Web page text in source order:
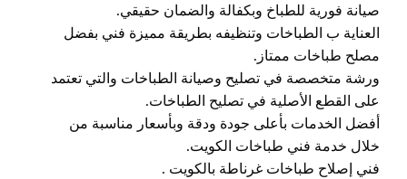
صيانة فورية للطباخ وبكفالة والضمان حقيقي.
العناية ب الطباخات وتنظيفه بطريقة مميزة فني بفضل
مصلح طباخات ممتاز.
ورشة متخصصة في تصليح وصيانة الطباخات والتي تعتمد
على القطع الأصلية في تصليح الطباخات.
أفضل الخدمات بأعلى جودة ودقة وبأسعار مناسبة من
خلال خدمة فني طباخات الكويت.
فني إصلاح طباخات غرناطة بالكويت .